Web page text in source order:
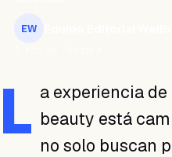
EW
L a experiencia
beauty está
no solo buscan